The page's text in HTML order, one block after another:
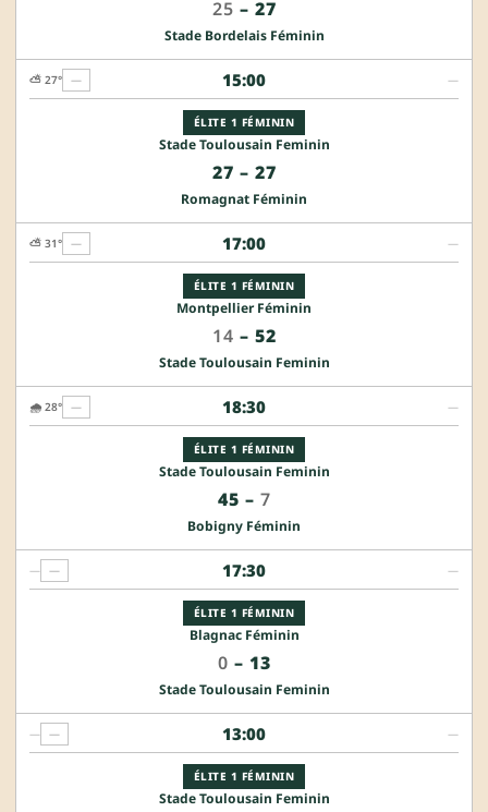
25 – 27
Stade Bordelais Féminin
15:00
ÉLITE 1 FÉMININ
Stade Toulousain Feminin
27 – 27
Romagnat Féminin
⛅ 27° — —
17:00
ÉLITE 1 FÉMININ
Montpellier Féminin
14 – 52
Stade Toulousain Feminin
⛅ 31° — —
18:30
ÉLITE 1 FÉMININ
Stade Toulousain Feminin
45 – 7
Bobigny Féminin
🌧️ 28° — —
17:30
ÉLITE 1 FÉMININ
Blagnac Féminin
0 – 13
Stade Toulousain Feminin
— — —
13:00
ÉLITE 1 FÉMININ
Stade Toulousain Feminin
— — —